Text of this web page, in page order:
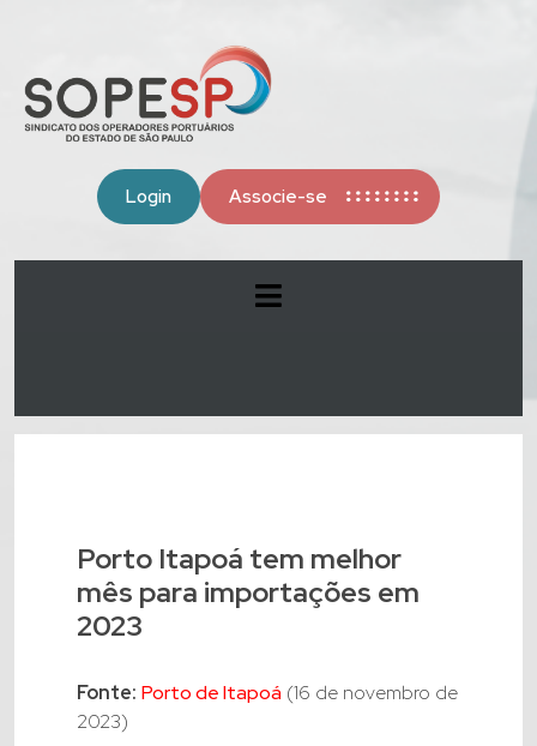
Login Associe-se
Porto Itapoá tem melhor
mês para importações em
2023
Fonte: Porto de Itapoá (16 de novembro de
2023)